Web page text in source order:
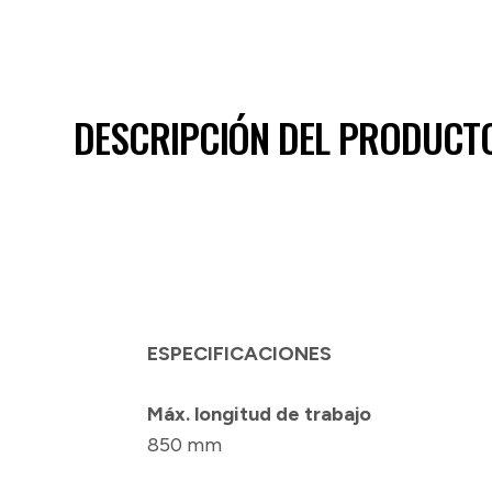
DESCRIPCIÓN DEL
ESPECIFICACIONES
Máx. longitud de trabajo
850 mm